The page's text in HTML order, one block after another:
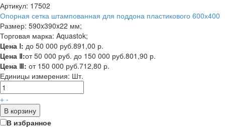
Артикул: 17502
Опорная сетка штампованная для поддона пластикового 600х400
Размер: 590x390x22 мм;
Торговая марка: Aquastok;
Цена Ⅰ: до 50 000 руб.891,00 р.
Цена Ⅱ:от 50 000 руб. до 150 000 руб.801,90 р.
Цена Ⅲ: от 150 000 руб.712,80 р.
Единицы измерения: Шт.
+ -
В корзину
В избранное